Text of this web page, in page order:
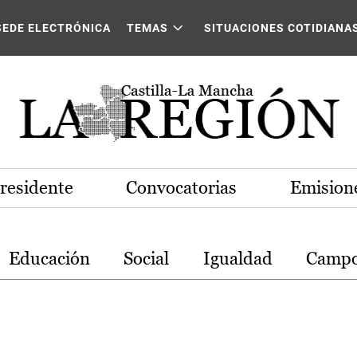
La Mancha
ELECTRÓNICA TEMAS SITUACIONES
Convocatorias
Educación Social Igualdad